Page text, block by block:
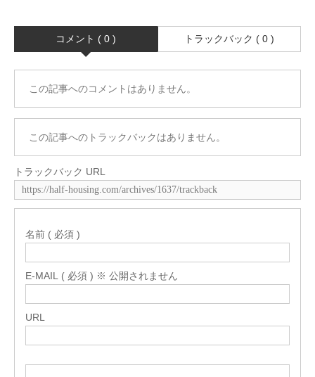
コメント ( 0 ) トラックバック ( 0 )
この記事へのコメントはありません。
この記事へのトラックバックはありません。
トラックバック URL
名前 ( 必須 )
E-MAIL ( 必須 ) ※ 公開されません
URL